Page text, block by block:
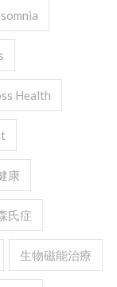
Health
康
氏症
生物磁能治療